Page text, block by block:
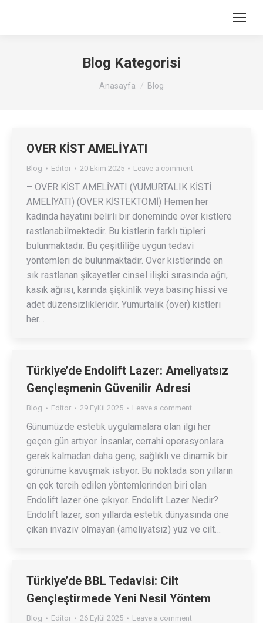
Blog Kategorisi
You are here:
Anasayfa Blog
OVER KİST AMELİYATI
Blog Editor 20 Ekim 2025 Leave a comment
– OVER KİST AMELİYATI (YUMURTALIK KİSTİ
AMELİYATI) (OVER KİSTEKTOMİ) Hemen her
kadında hayatını belirli bir döneminde over kistlere
rastlanabilmektedir. Bu kistlerin farklı tüpleri
bulunmaktadır. Bu çeşitliliğe uygun tedavi
yöntemleri de bulunmaktadır. Over kistlerinde en
sık rastlanan şikayetler cinsel ilişki sırasında ağrı,
kasık ağrısı, karında şişkinlik veya basınç hissi ve
adet düzensizlikleridir. Yumurtalık (over) kistleri
her…
Türkiye’de Endolift Lazer: Ameliyatsız
Gençleşmenin Güvenilir Adresi
Blog Editor 29 Eylül 2025 Leave a comment
Günümüzde estetik uygulamalara olan ilgi her
geçen gün artıyor. İnsanlar, cerrahi operasyonlara
gerek kalmadan daha genç, sağlıklı ve dinamik bir
görünüme kavuşmak istiyor. Bu noktada son yılların
en çok tercih edilen yöntemlerinden biri olan
Endolift lazer öne çıkıyor. Endolift Lazer Nedir?
Endolift lazer, son yıllarda estetik dünyasında öne
çıkan invaziv olmayan (ameliyatsız) yüz ve cilt…
Türkiye’de BBL Tedavisi: Cilt
Gençleştirmede Yeni Nesil Yöntem
Blog Editor 26 Eylül 2025 Leave a comment